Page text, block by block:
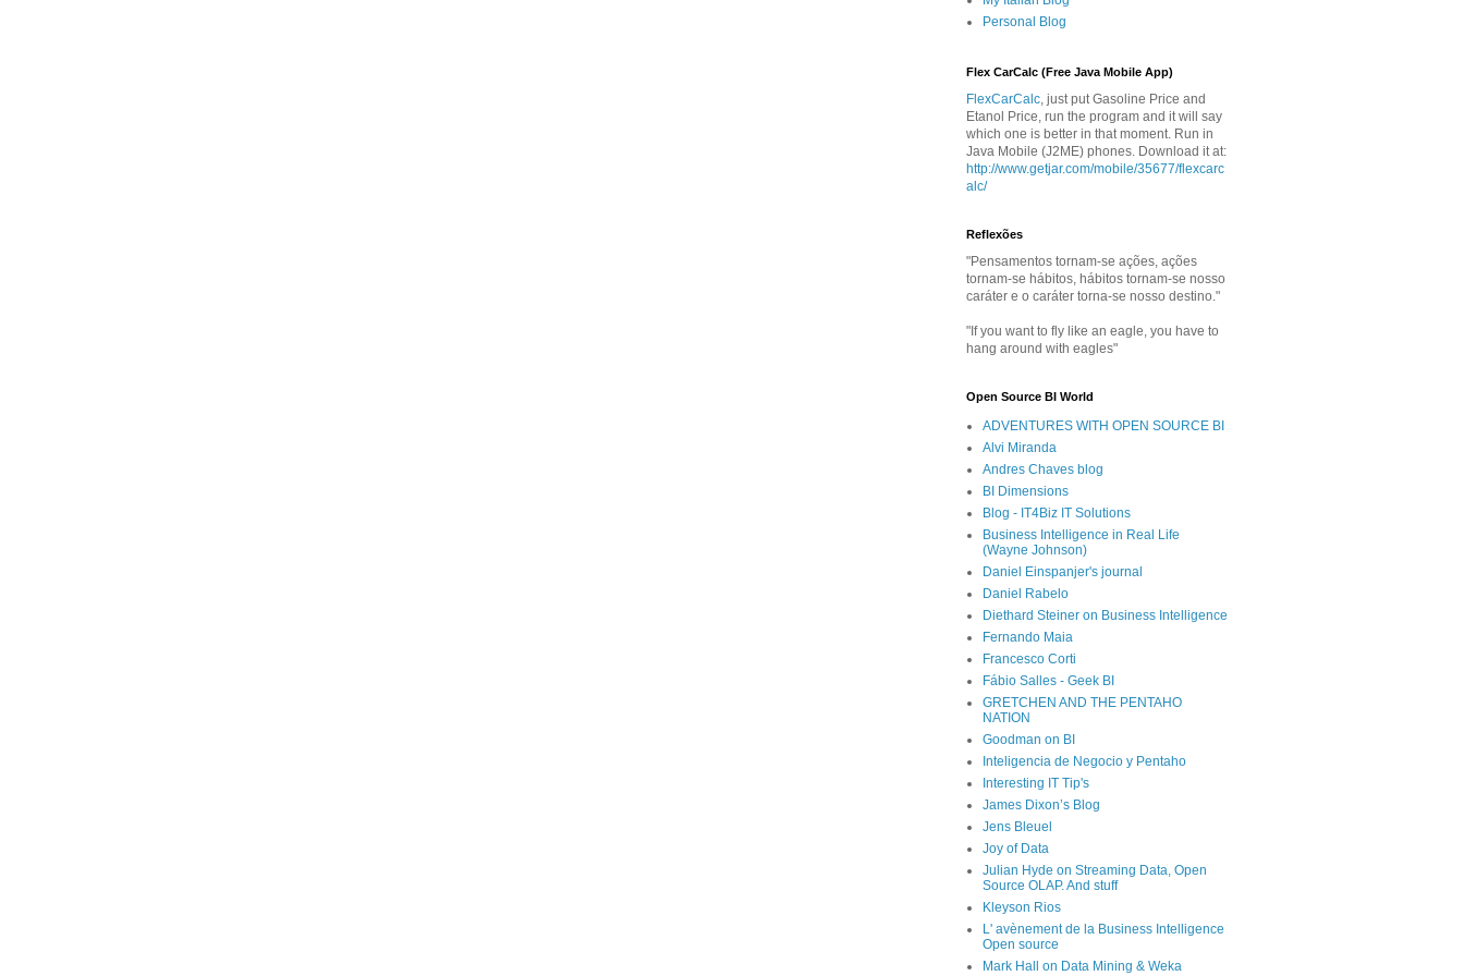
Personal Blog
Flex CarCalc (Free Java Mobile App)
FlexCarCalc, just put Gasoline Price and
Etanol Price, run the program and it will say
which one is better in that moment. Run in
Java Mobile (J2ME) phones. Download it at:
http://www.getjar.com/mobile/35677/flexcarc
alc/
Reflexões
"Pensamentos tornam-se ações, ações
tornam-se hábitos, hábitos tornam-se nosso
caráter e o caráter torna-se nosso destino."
"If you want to fly like an eagle, you have to
hang around with eagles"
Open Source BI World
ADVENTURES WITH OPEN SOURCE BI
Alvi Miranda
Andres Chaves blog
BI Dimensions
Blog - IT4Biz IT Solutions
Business Intelligence in Real Life
(Wayne Johnson)
Daniel Einspanjer's journal
Daniel Rabelo
Diethard Steiner on Business Intelligence
Fernando Maia
Francesco Corti
Fábio Salles - Geek BI
GRETCHEN AND THE PENTAHO
NATION
Goodman on BI
Inteligencia de Negocio y Pentaho
Interesting IT Tip's
James Dixon’s Blog
Jens Bleuel
Joy of Data
Julian Hyde on Streaming Data, Open
Source OLAP. And stuff
Kleyson Rios
L' avènement de la Business Intelligence
Open source
Mark Hall on Data Mining & Weka